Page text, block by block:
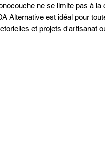
ne se limite pas à
Alternative est idéal pour
et projets d'artisanat